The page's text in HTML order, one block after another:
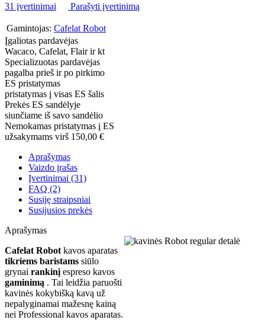
31 įvertinimai
Parašyti įvertinimą
Gamintojas: Cafelat Robot
Įgaliotas pardavėjas
Wacaco, Cafelat, Flair ir kt
Specializuotas pardavėjas
pagalba prieš ir po pirkimo
ES pristatymas
pristatymas į visas ES šalis
Prekės ES sandėlyje
siunčiame iš savo sandėlio
Nemokamas pristatymas į ES
užsakymams virš 150,00 €
Aprašymas
Vaizdo įrašas
Įvertinimai (31)
FAQ (2)
Susiję straipsniai
Susijusios prekės
Aprašymas
Cafelat Robot kavos aparatas
tikriems baristams siūlo
grynai rankinį espreso kavos
gaminimą . Tai leidžia paruošti
kavinės kokybišką kavą už
nepalyginamai mažesnę kainą
nei Professional kavos aparatas.